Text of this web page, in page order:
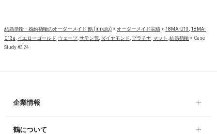
結婚指輪・婚約指輪のオーダーメイド 鶴 (mikoto) > オーダーメイド実績> 18MA-013
18MA-
013a イエローゴールド ウェーブ, サテン荒, ダイヤモンド プラチナ マット 結婚指輪> Case
Study #324
企業情報
鶴について